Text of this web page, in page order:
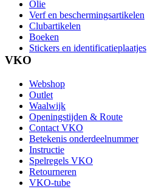
Olie
Verf en beschermingsartikelen
Clubartikelen
Boeken
Stickers en identificatieplaatjes
VKO
Webshop
Outlet
Waalwijk
Openingstijden & Route
Contact VKO
Betekenis onderdeelnummer
Instructie
Spelregels VKO
Retourneren
VKO-tube